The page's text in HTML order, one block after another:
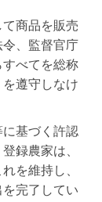
商品を販売
、監督官庁
べてを総称
遵守しなけ
基づく許認
録農家は、
を維持し、
完了してい